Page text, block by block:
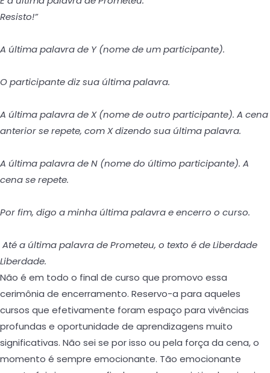
Resisto!”
A última palavra de Y (nome de um participante).
O participante diz sua última palavra.
A última palavra de X (nome de outro participante). A cena
anterior se repete, com X dizendo sua última palavra.
A última palavra de N (nome do último participante). A
cena se repete.
Por fim, digo a minha última palavra e encerro o curso.
Até a última palavra de Prometeu, o texto é deLiberdade
Liberdade.
Não é em todo o final de curso que promovo essa
cerimônia de encerramento. Reservo-a para aqueles
cursos que efetivamente foram espaço para vivências
profundas e oportunidade de aprendizagens muito
significativas. Não sei se por isso ou pela força da cena, o
momento é sempre emocionante. Tão emocionante